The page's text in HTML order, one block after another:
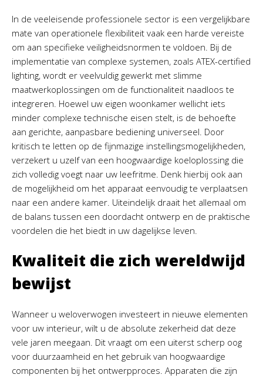
In de veeleisende professionele sector is een vergelijkbare
mate van operationele flexibiliteit vaak een harde vereiste
om aan specifieke veiligheidsnormen te voldoen. Bij de
implementatie van complexe systemen, zoals ATEX-certified
lighting, wordt er veelvuldig gewerkt met slimme
maatwerkoplossingen om de functionaliteit naadloos te
integreren. Hoewel uw eigen woonkamer wellicht iets
minder complexe technische eisen stelt, is de behoefte
aan gerichte, aanpasbare bediening universeel. Door
kritisch te letten op de fijnmazige instellingsmogelijkheden,
verzekert u uzelf van een hoogwaardige koeloplossing die
zich volledig voegt naar uw leefritme. Denk hierbij ook aan
de mogelijkheid om het apparaat eenvoudig te verplaatsen
naar een andere kamer. Uiteindelijk draait het allemaal om
de balans tussen een doordacht ontwerp en de praktische
voordelen die het biedt in uw dagelijkse leven.
Kwaliteit die zich wereldwijd
bewijst
Wanneer u weloverwogen investeert in nieuwe elementen
voor uw interieur, wilt u de absolute zekerheid dat deze
vele jaren meegaan. Dit vraagt om een uiterst scherp oog
voor duurzaamheid en het gebruik van hoogwaardige
componenten bij het ontwerpproces. Apparaten die zijn